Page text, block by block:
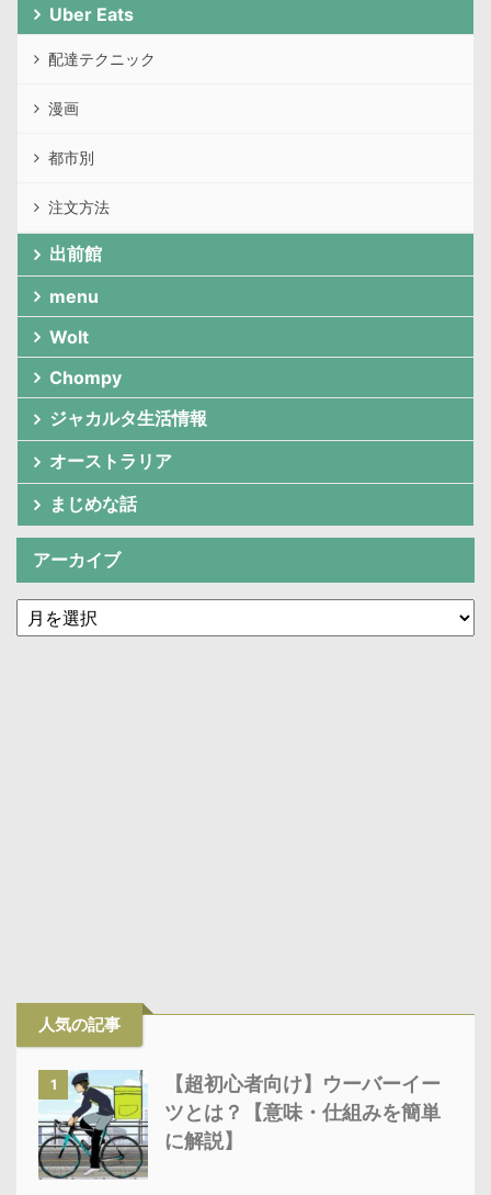
Uber Eats
配達テクニック
漫画
都市別
注文方法
出前館
menu
Wolt
Chompy
ジャカルタ生活情報
オーストラリア
まじめな話
アーカイブ
人気の記事
1
【超初心者向け】ウーバーイー
ツとは？【意味・仕組みを簡単
に解説】